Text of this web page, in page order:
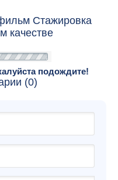
Стажировка
качестве
подождите!
(0)